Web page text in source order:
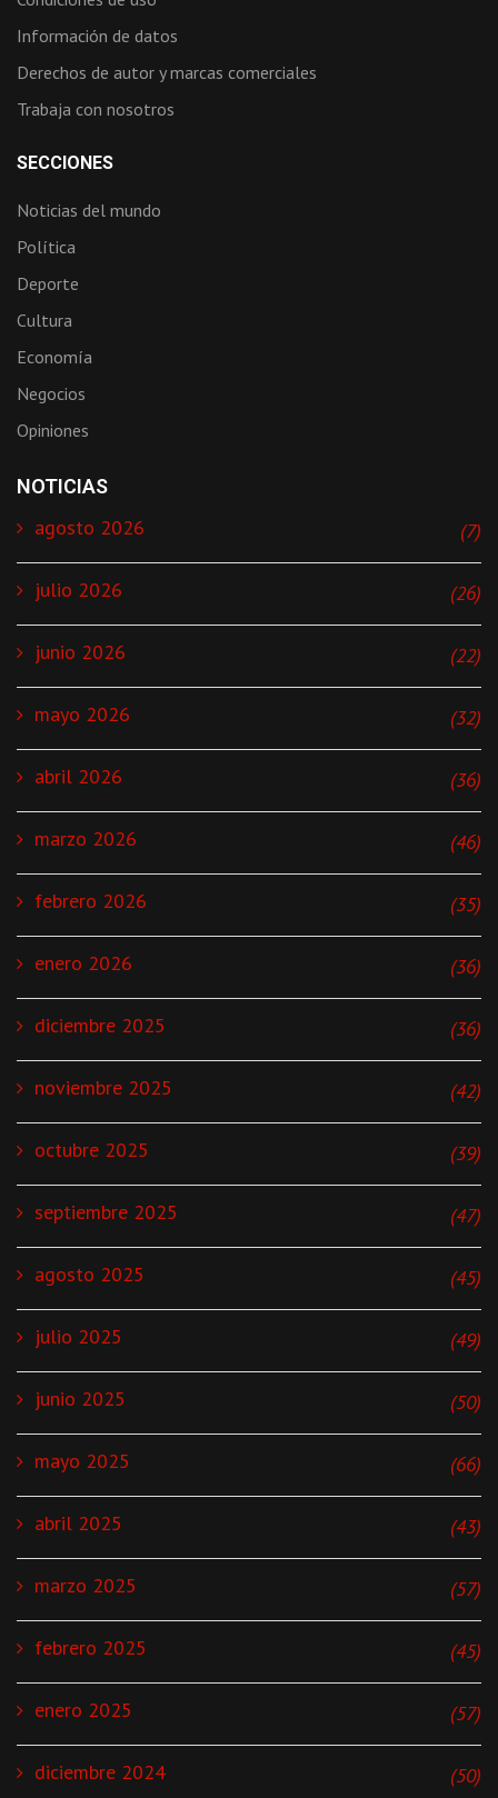
Información de datos
Derechos de autor y marcas comerciales
Trabaja con nosotros
SECCIONES
Noticias del mundo
Política
Deporte
Cultura
Economía
Negocios
Opiniones
NOTICIAS
agosto 2026 (7)
julio 2026 (26)
junio 2026 (22)
mayo 2026 (32)
abril 2026 (36)
marzo 2026 (46)
febrero 2026 (35)
enero 2026 (36)
diciembre 2025 (36)
noviembre 2025 (42)
octubre 2025 (39)
septiembre 2025 (47)
agosto 2025 (45)
julio 2025 (49)
junio 2025 (50)
mayo 2025 (66)
abril 2025 (43)
marzo 2025 (57)
febrero 2025 (45)
enero 2025 (57)
diciembre 2024 (50)